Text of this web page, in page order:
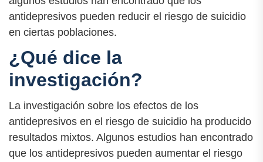
antidepresivos pueden reducir el riesgo de suicidio
en ciertas poblaciones.
¿Qué dice la
investigación?
La investigación sobre los efectos de los
antidepresivos en el riesgo de suicidio ha producido
resultados mixtos. Algunos estudios han encontrado
que los antidepresivos pueden aumentar el riesgo